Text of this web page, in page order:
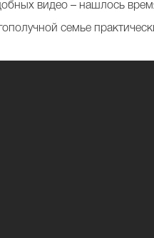
видео – нашлось
семье